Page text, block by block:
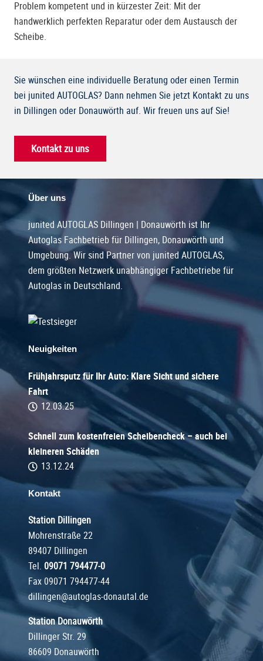
Problem kompetent und in kürzester Zeit: Mit der
handwerklich perfekten Reparatur oder dem Austausch der
Scheibe.
Sie wünschen eine individuelle Beratung oder einen Termin
bei junited AUTOGLAS? Dann nehmen Sie jetzt Kontakt zu uns
in Dillingen oder Donauwörth auf. Wir freuen uns auf Sie!
Kontakt zu uns
Über uns
junited AUTOGLAS Dillingen | Donauwörth ist Ihr
Autoglas Fachbetrieb für Dillingen, Donauwörth und
Umgebung. Wir sind Partner von junited AUTOGLAS,
dem größten Netzwerk unabhängiger Fachbetriebe für
Autoglas in Deutschland.
Neuigkeiten
Frühjahrsputz für Ihr Auto: Klare Sicht und sichere
Fahrt
12.03.25
Schnell zum kostenfreien Scheibencheck – auch bei
kleineren Schäden
13.12.24
Kontakt
Station Dillingen
Mohrenstraße 22
89407 Dillingen
Tel. 09071 794477-0
Fax 09071 794477-44
dillingen@autoglas-donautal.de
Station Donauwörth
Dillinger Str. 29
86609 Donauwörth